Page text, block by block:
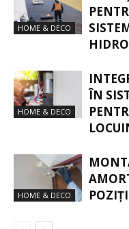
HOME & DECO
HOME & DECO
ÎN
HOME & DECO